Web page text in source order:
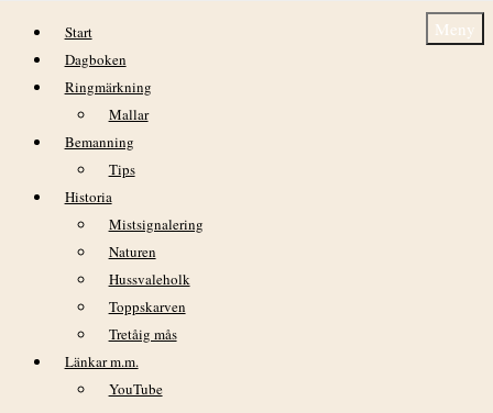
Hoppa till innehåll Meny
Start
Dagboken
Ringmärkning
Mallar
Bemanning
Tips
Historia
Mistsignalering
Naturen
Hussvaleholk
Toppskarven
Tretåig mås
Länkar m.m.
YouTube
Söndag 7 juni
DAGBOK NIDINGENS FÅGELSTATION – 2015
Morgonen började med molnfri himmel, men redan vid 08-
tiden mulnade det på från väster. Därefter i huvudsak
heltäckande molnighet, men vid 15-tiden åter uppklarnande